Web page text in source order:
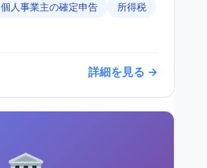
個人事業主の確定申告
所得税
詳細を見る →